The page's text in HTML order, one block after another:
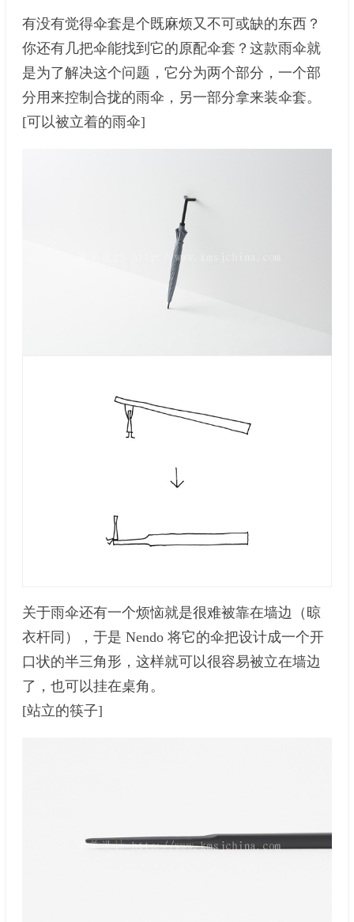
有没有觉得伞套是个既麻烦又不可或缺的东西？
你还有几把伞能找到它的原配伞套？这款雨伞就
是为了解决这个问题，它分为两个部分，一个部
分用来控制合拢的雨伞，另一部分拿来装伞套。
[可以被立着的雨伞]
关于雨伞还有一个烦恼就是很难被靠在墙边（晾
衣杆同），于是 Nendo 将它的伞把设计成一个开
口状的半三角形，这样就可以很容易被立在墙边
了，也可以挂在桌角。
[站立的筷子]